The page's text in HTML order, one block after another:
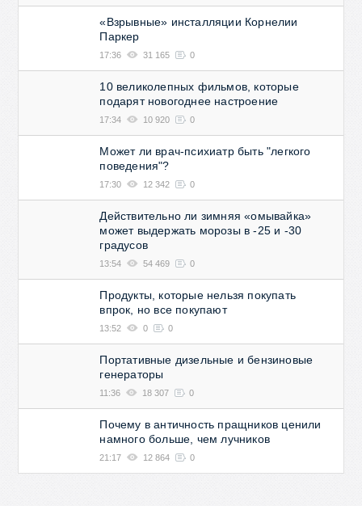
«Взрывные» инсталляции Корнелии
Паркер
17:36 31 165 0
10 великолепных фильмов, которые
подарят новогоднее настроение
17:34 10 920 0
Может ли врач-психиатр быть "легкого
поведения"?
17:30 12 342 0
Действительно ли зимняя «омывайка»
может выдержать морозы в -25 и -30
градусов
13:54 54 469 0
Продукты, которые нельзя покупать
впрок, но все покупают
13:52 0 0
Портативные дизельные и бензиновые
генераторы
11:36 18 307 0
Почему в античность пращников ценили
намного больше, чем лучников
21:17 12 864 0